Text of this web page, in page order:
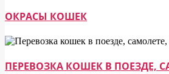
ОКРАСЫ КОШЕК
ПЕРЕВОЗКА КОШЕК В ПОЕЗДЕ,